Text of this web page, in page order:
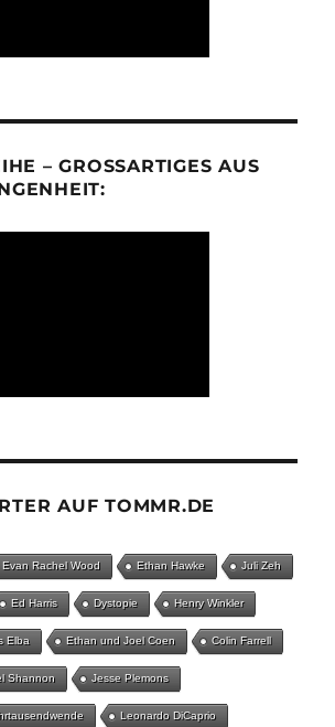
– GROSSARTIGES AUS D
AUF TOMMR.DE
Evan Rachel Wood Ethan Hawke Juli Zeh
Ed Harris Dystopie Henry Winkler
Elba Ethan und Joel Coen Colin Farrell
Shannon Jesse Plemons
Leonardo DiCaprio